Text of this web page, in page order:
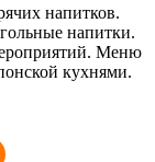
напитков.
напитки.
Меню
кухнями.